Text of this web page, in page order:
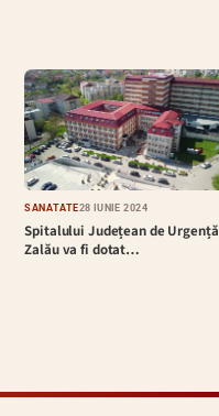
SĂNĂTATE28 IUNIE 2024
Spitalului Județean de Urgență
Zalău va fi dotat…